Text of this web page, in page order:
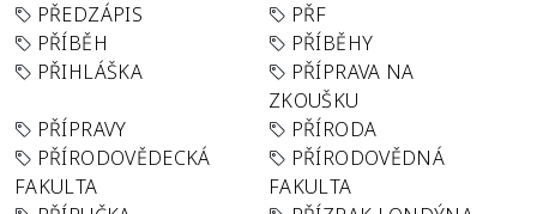
PŘEDZÁPIS
PŘF
PŘÍBĚH
PŘÍBĚHY
PŘIHLÁŠKA
PŘÍPRAVA NA
ZKOUŠKU
PŘÍPRAVY
PŘÍRODA
PŘÍRODOVĚDECKÁ
FAKULTA
PŘÍRODOVĚDNÁ
FAKULTA